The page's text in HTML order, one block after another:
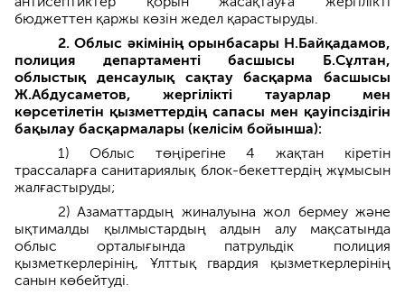
бюджеттен қаржы көзін жедел қарастыруды.
2. Облыс әкімінің орынбасары Н.Байқадамов,
полиция департаменті басшысы Б.Сұлтан,
облыстық денсаулық сақтау басқарма басшысы
Ж.Абдусаметов, жергілікті тауарлар мен
көрсетілетін қызметтердің сапасы мен қауіпсіздігін
бақылау басқармалары (келісім бойынша):
1) Облыс төңірегіне 4 жақтан кіретін
трассаларға санитариялық блок-бекеттердің жұмысын
жалғастыруды;
2) Азаматтардың жиналуына жол бермеу және
ықтималды қылмыстардың алдын алу мақсатында
облыс орталығында патрульдік полиция
қызметкерлерінің, Ұлттық гвардия қызметкерлерінің
санын көбейтуді.